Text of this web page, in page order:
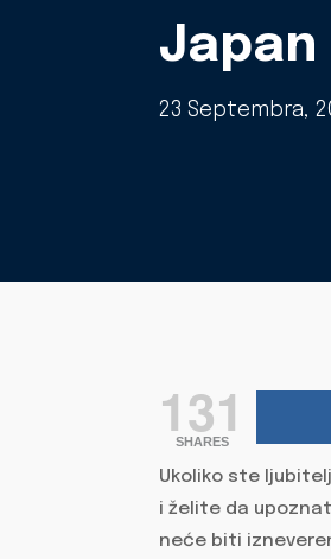
Japan
23 Septembra,
131
SHARES
Ukoliko ste
i želite da
neće biti